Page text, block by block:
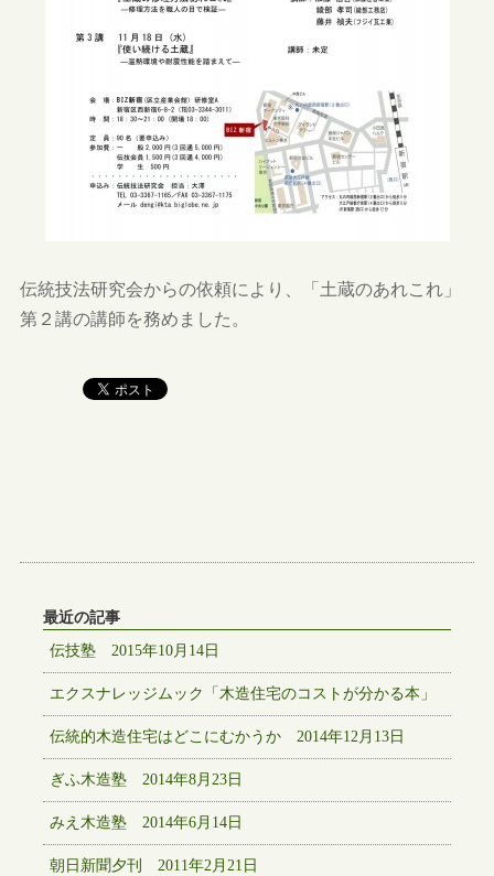
伝統技法研究会からの依頼により、「土蔵のあれこれ」
第２講の講師を務めました。
最近の記事
伝技塾 2015年10月14日
エクスナレッジムック「木造住宅のコストが分かる本」
伝統的木造住宅はどこにむかうか 2014年12月13日
ぎふ木造塾 2014年8月23日
みえ木造塾 2014年6月14日
朝日新聞夕刊 2011年2月21日